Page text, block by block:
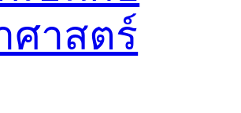
ศาสตร์